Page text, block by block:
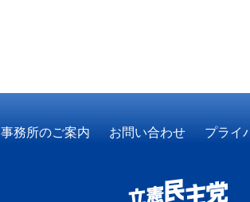
事務所のご案内 お問い合わせ プライ